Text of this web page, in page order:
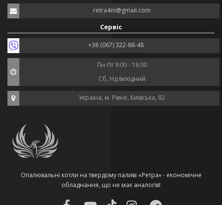
retra4m@gmail.com
Сервіс
+38 (067) 322-88-48
Пн-Пт 9:00 - 18:00
Сб, Нд вихідний
Україна, м. Рівне, Київська, 92
Опалювальні котли на твердому паливі «Ретра» - економічне
обладнання, що не має аналогів!